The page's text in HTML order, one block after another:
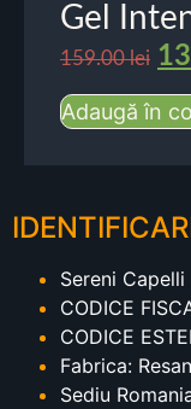
Gel
159.00lei
Adaugă în
Sereni Capelli
CODICE
CODICE
Fabrica:
Sediu